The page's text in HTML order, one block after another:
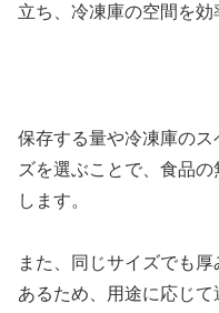
立ち、冷凍庫の空間を効
保存する量や冷凍庫の
ズを選ぶことで、食品
します。
また、同じサイズでも
あるため、用途に応じて